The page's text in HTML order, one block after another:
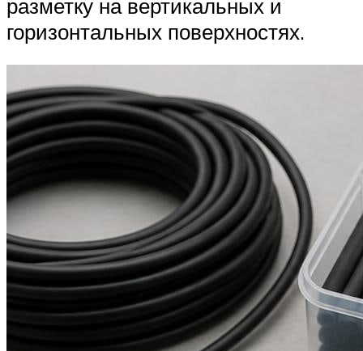
разметку на вертикальных и
горизонтальных поверхностях.